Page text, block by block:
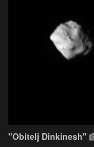
"Obitelj Dinkinesh"